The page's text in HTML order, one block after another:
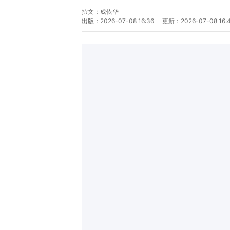
撰文： 成依华
出版： 2026-07-08 16:36 更新： 2026-07-08